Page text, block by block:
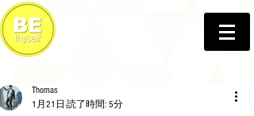
Thomas
1月21日 読了時間: 5分